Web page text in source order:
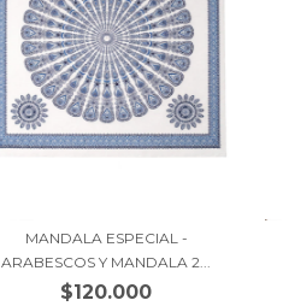
MANDALA ESPECIAL -
ARABESCOS Y MANDALA 2...
$120.000